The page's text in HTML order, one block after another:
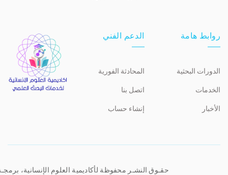
روابط هامة
الدورات البحثية
الخدمات
الأخبار
الدعم الفني
المحادثة الفورية
اتصل بنا
إنشاء حساب
حقـوق النشـر محفوظة لأكاديمية العلوم الإنسانية،